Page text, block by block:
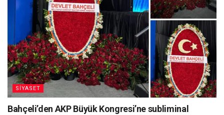
SİYASET
Bahçeli’den AKP Büyük Kongresi’ne subliminal